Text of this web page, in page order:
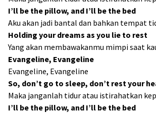
I’ll be the pillow, and I’ll be the bed
Aku akan jadi bantal dan bahkan tempat
Holding your dreams as you lie to rest
Yang akan membawakanmu mimpi saat
Evangeline, Evangeline
Evangeline, Evangeline
So, don’t go to sleep, don’t rest your
Maka janganlah tidur atau istirahatkan
I’ll be the pillow, and I’ll be the bed